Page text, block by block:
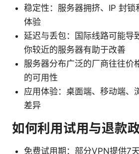
稳定性：服务器拥挤、IP 封锁
体验
延迟与丢包：国际线路可能导
你较近的服务器有助于改善
服务器分布广泛的厂商往往价
的可用性
应用体验：桌面端、移动端、
差异
如何利用试用与退款
免费试用期：部分VPN提供7